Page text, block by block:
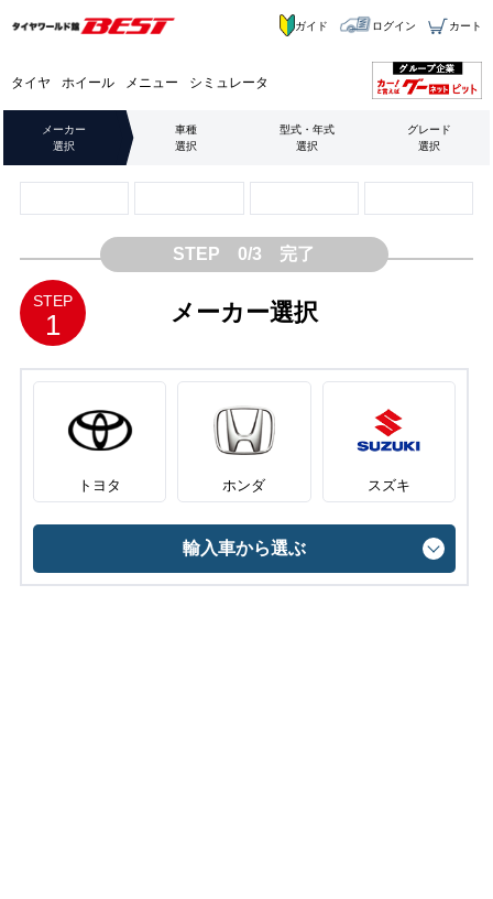
タイヤ ホイール メニュー シミュレータ
ガイド ログイン カート
メーカー
選択
車種
選択
型式・年式
選択
グレード
選択
STEP 0/3 完了
STEP
1 メーカー選択
トヨタ ホンダ スズキ
輸入車から選ぶ